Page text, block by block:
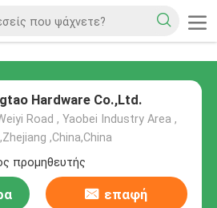
Hardware Co.,Ltd.
Road , Yaobei Industry Area ,
,China,China
προμηθευτής
επαφή